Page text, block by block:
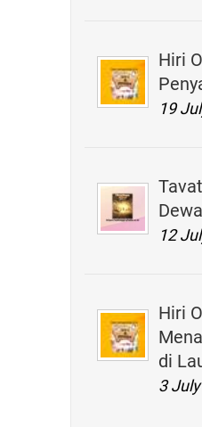
Hiri
19
12
Hiri
di
3